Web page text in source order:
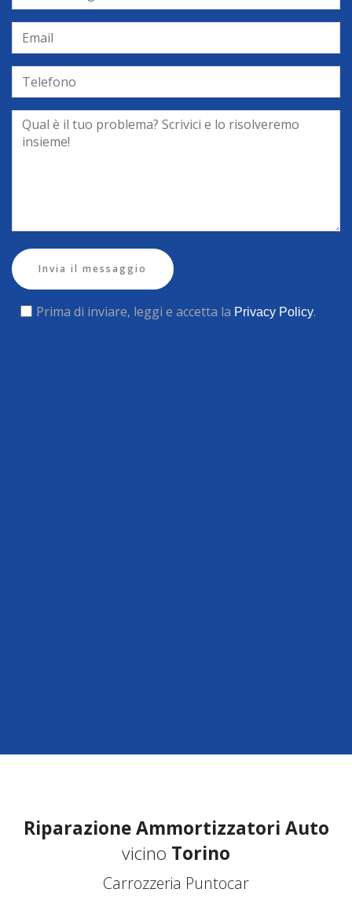
Invia il messaggio
Prima di inviare, leggi e accetta la Privacy Policy.
Riparazione Ammortizzatori Auto
vicino Torino
Carrozzeria Puntocar